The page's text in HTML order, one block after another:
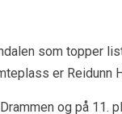
som topper
er Reidunn
og på 11.